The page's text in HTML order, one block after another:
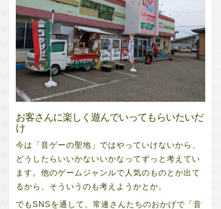
お客さんに楽しく遊んでいってもらいたいだ
け
今は「音ゲーの聖地」ではやっていけないから、
どうしたらいいかないいかなってずっと考えてい
ます。他のゲームジャンルで人気のものとか出て
るから、そういうのも考えようかとか。
でもSNSを通して、常連さんたちのおかげで「音